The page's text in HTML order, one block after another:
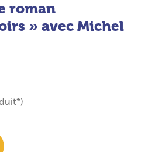
roman
» avec Michel